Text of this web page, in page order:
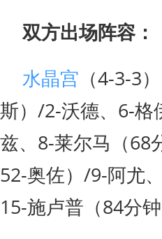
双方出场阵容：
水晶宫 （4-3-3
斯）/2-沃德、6-格
兹、8-莱尔马（68
52-奥佐）/9-阿尤
15-施卢普（84分